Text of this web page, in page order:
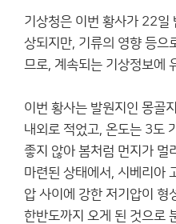
기상청은 이번 황사가 22일
상되지만, 기류의 영향 등으
므로, 계속되는 기상정보에
이번 황사는 발원지인 몽골
내외로 적었고, 온도는 3도
좋지 않아 봄처럼 먼지가 멀
마련된 상태에서, 시베리아
압 사이에 강한 저기압이 형
한반도까지 오게 된 것으로